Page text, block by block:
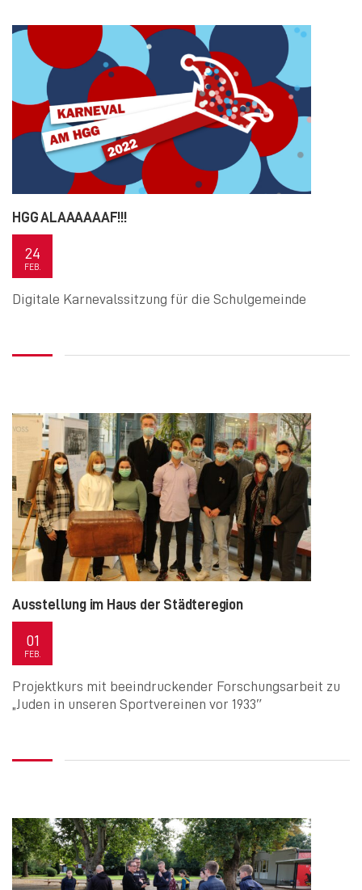
HGG ALAAAAAAF!!!
24
FEB.
Digitale Karnevalssitzung für die Schulgemeinde
Ausstellung im Haus der Städteregion
01
FEB.
Projektkurs mit beeindruckender Forschungsarbeit zu
„Juden in unseren Sportvereinen vor 1933″